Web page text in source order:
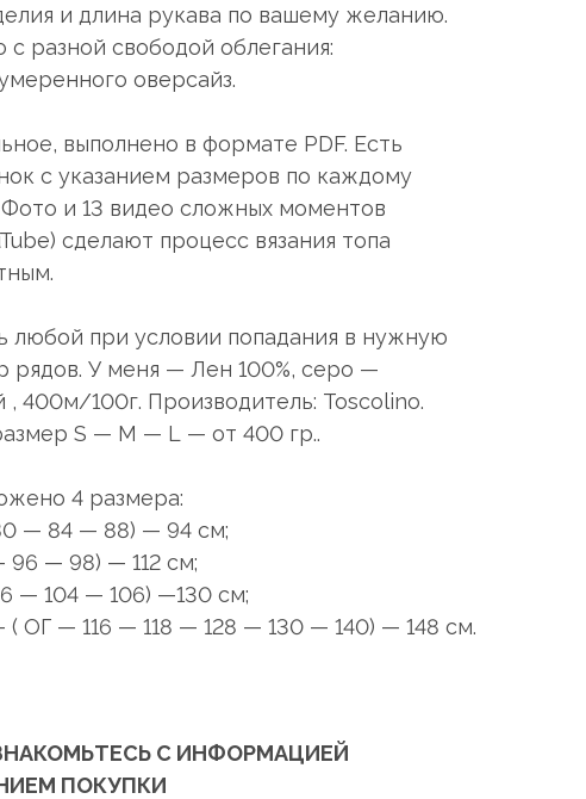
и длина рукава по вашему желанию.
разной свободой облегания:
оверсайз.
выполнено в формате PDF. Есть
с указанием размеров по каждому
и 13 видео сложных моментов
сделают процесс вязания топа
при условии попадания в нужную
рядов. У меня — Лен 100%, серо —
400м/100г. Производитель: Toscolino.
S — M — L — от 400 гр..
4 размера:
— 84 — 88) — 94 см;
— 98) — 112 см;
— 104 — 106) —130 см;
ОГ — 116 — 118 — 128 — 130 — 140) — 148 см.
С ИНФОРМАЦИЕЙ
ПОКУПКИ